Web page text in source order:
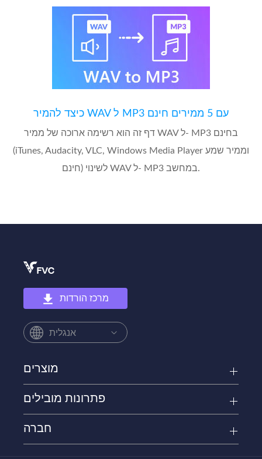
כיצד להמיר WAV ל MP3 עם 5 ממירים חינם
דף זה הוא רשימה ארוכה של ממיר WAV ל- MP3 בחינם
(iTunes, Audacity, VLC, Windows Media Player וממיר שמע
חינם) לשינוי WAV ל- MP3 במחשב.
מרכז הורדות
אנגלית
מוצרים
פתרונות מובילים
חברה